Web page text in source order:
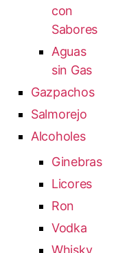
con
Sabores
Aguas
sin Gas
Gazpachos
Salmorejo
Alcoholes
Ginebras
Licores
Ron
Vodka
Whisky